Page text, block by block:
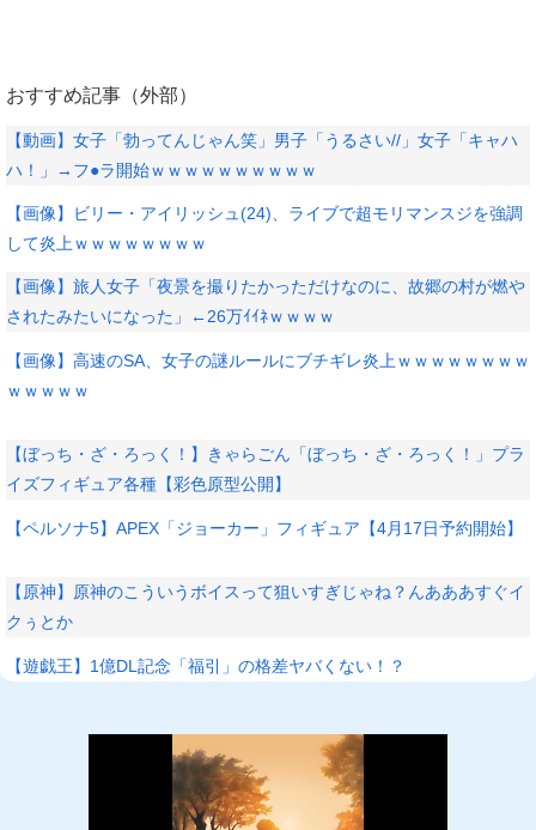
おすすめ記事（外部）
【動画】女子「勃ってんじゃん笑」男子「うるさい//」女子「キャハ
ハ！」→フ●ラ開始ｗｗｗｗｗｗｗｗｗｗ
【画像】ビリー・アイリッシュ(24)、ライブで超モリマンスジを強調
して炎上ｗｗｗｗｗｗｗｗ
【画像】旅人女子「夜景を撮りたかっただけなのに、故郷の村が燃や
されたみたいになった」←26万ｲｲﾈｗｗｗｗ
【画像】高速のSA、女子の謎ルールにブチギレ炎上ｗｗｗｗｗｗｗｗ
ｗｗｗｗｗ
【ぼっち・ざ・ろっく！】きゃらごん「ぼっち・ざ・ろっく！」プラ
イズフィギュア各種【彩色原型公開】
【ペルソナ5】APEX「ジョーカー」フィギュア【4月17日予約開始】
【原神】原神のこういうボイスって狙いすぎじゃね？んあああすぐイ
クぅとか
【遊戯王】1億DL記念「福引」の格差ヤバくない！？